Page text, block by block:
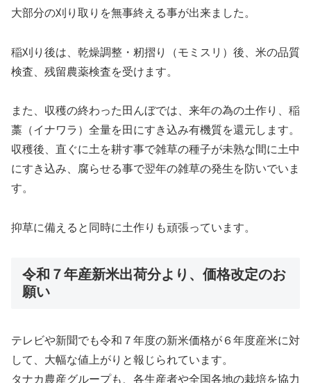
大部分の刈り取りを無事終える事が出来ました。
稲刈り後は、乾燥調整・籾摺り（モミスリ）後、米の品質
検査、残留農薬検査を受けます。
また、収穫の終わった田んぼでは、来年の為の土作り、稲
藁（イナワラ）全量を田にすき込み有機質を還元します。
収穫後、直ぐに土を耕す事で雑草の種子が未熟な間に土中
にすき込み、腐らせる事で翌年の雑草の発生を防いでいま
す。
抑草に備えると同時に土作りも頑張っています。
令和７年産新米出荷分より、価格改定のお
願い
テレビや新聞でも令和７年度の新米価格が６年度産米に対
して、大幅な値上がりと報じられています。
タナカ農産グループも、各生産者や全国各地の栽培を協力